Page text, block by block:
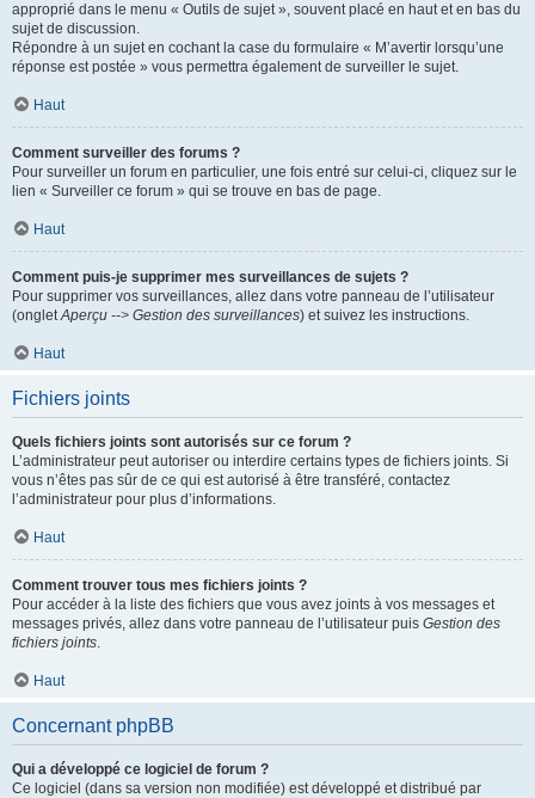
approprié dans le menu « Outils de sujet », souvent placé en haut et en bas du
sujet de discussion.
Répondre à un sujet en cochant la case du formulaire « M’avertir lorsqu’une
réponse est postée » vous permettra également de surveiller le sujet.
Haut
Comment surveiller des forums ?
Pour surveiller un forum en particulier, une fois entré sur celui-ci, cliquez sur le
lien « Surveiller ce forum » qui se trouve en bas de page.
Haut
Comment puis-je supprimer mes surveillances de sujets ?
Pour supprimer vos surveillances, allez dans votre panneau de l’utilisateur
(ongletAperçu --> Gestion des surveillances) et suivez les instructions.
Haut
Fichiers joints
Quels fichiers joints sont autorisés sur ce forum ?
L’administrateur peut autoriser ou interdire certains types de fichiers joints. Si
vous n’êtes pas sûr de ce qui est autorisé à être transféré, contactez
l’administrateur pour plus d’informations.
Haut
Comment trouver tous mes fichiers joints ?
Pour accéder à la liste des fichiers que vous avez joints à vos messages et
messages privés, allez dans votre panneau de l’utilisateur puis Gestion des
fichiers joints.
Haut
Concernant phpBB
Qui a développé ce logiciel de forum ?
Ce logiciel (dans sa version non modifiée) est développé et distribué par